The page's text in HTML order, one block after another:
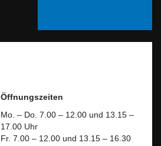
Öffnungszeiten
Mo. – Do. 7.00 – 12.00 und 13.15 –
17.00 Uhr
Fr. 7.00 – 12.00 und 13.15 – 16.30